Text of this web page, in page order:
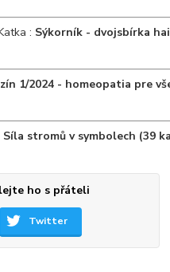
: Sýkorník - dvojsbírka
1/2024 - homeopatia pre
Síla stromů v symbolech (39
ho s přáteli
Twitter